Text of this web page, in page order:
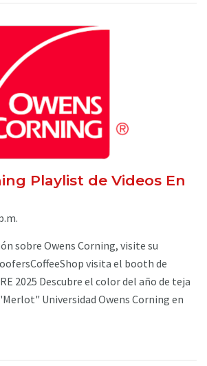
Playlist de Videos En
sobre Owens Corning, visite su
visita el booth de
2025 Descubre el color del año de teja
Universidad Owens Corning en